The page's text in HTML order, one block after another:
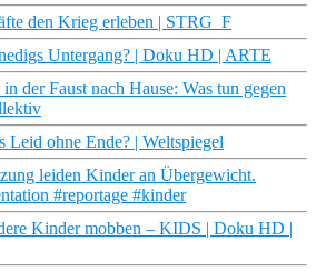
den Krieg erleben | STRG_F
Untergang? | Doku HD | ARTE
der Faust nach Hause: Was tun gegen
Leid ohne Ende? | Weltspiegel
leiden Kinder an Übergewicht.
#reportage #kinder
Kinder mobben – KIDS | Doku HD |